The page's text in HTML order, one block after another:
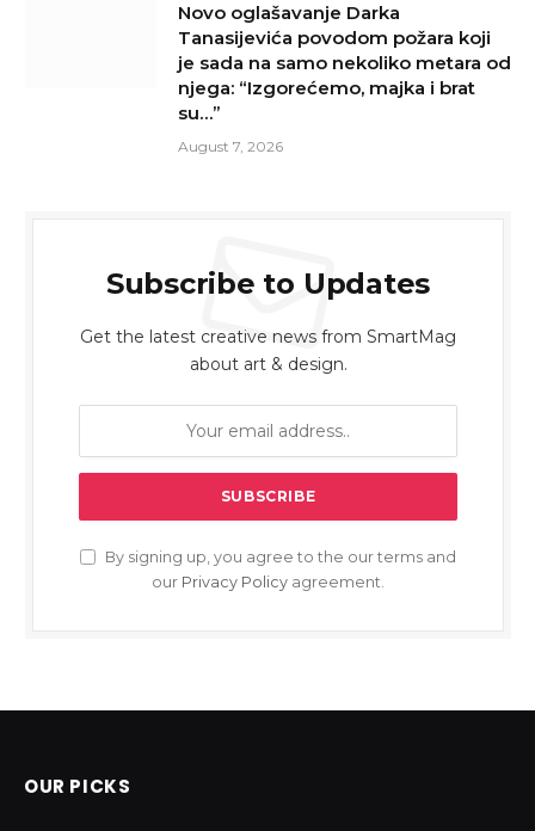
Novo oglašavanje Darka
Tanasijevića povodom požara koji
je sada na samo nekoliko metara od
njega: “Izgorećemo, majka i brat
su…”
August 7, 2026
Subscribe to Updates
Get the latest creative news from SmartMag
about art & design.
By signing up, you agree to the our terms and
our Privacy Policy agreement.
OUR PICKS